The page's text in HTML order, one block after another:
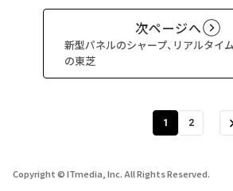
次ページへ
新型パネルのシャープ、リアルタイ
の東芝
1 2
Copyright © ITmedia, Inc. All Rights Reserved.